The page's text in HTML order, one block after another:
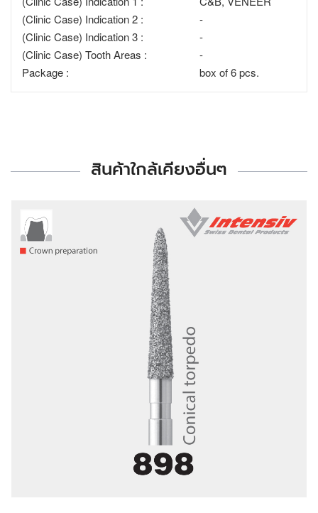
(Clinic Case) Indication 2 :
-
(Clinic Case) Indication 3 :
-
(Clinic Case) Tooth Areas :
-
Package :
box of 6 pcs.
สินค้าใกล้เคียงอื่นๆ